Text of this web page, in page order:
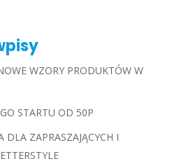
WZORY PRODUKTÓW W
STARTU OD 50P
DLA ZAPRASZAJĄCYCH I